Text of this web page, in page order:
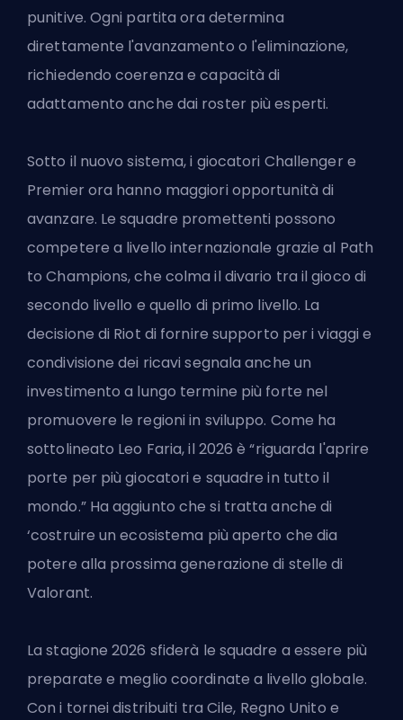
punitive. Ogni partita ora determina
direttamente l'avanzamento o l'eliminazione,
richiedendo coerenza e capacità di
adattamento anche dai roster più esperti.
Sotto il nuovo sistema, i giocatori Challenger e
Premier ora hanno maggiori opportunità di
avanzare. Le squadre promettenti possono
competere a livello internazionale grazie al Path
to Champions, che colma il divario tra il gioco di
secondo livello e quello di primo livello. La
decisione di Riot di fornire supporto per i viaggi e
condivisione dei ricavi segnala anche un
investimento a lungo termine più forte nel
promuovere le regioni in sviluppo. Come ha
sottolineato Leo Faria, il 2026 è “riguarda l'aprire
porte per più giocatori e squadre in tutto il
mondo.” Ha aggiunto che si tratta anche di
‘costruire un ecosistema più aperto che dia
potere alla prossima generazione di stelle di
Valorant.
La stagione 2026 sfiderà le squadre a essere più
preparate e meglio coordinate a livello globale.
Con i tornei distribuiti tra Cile, Regno Unito e